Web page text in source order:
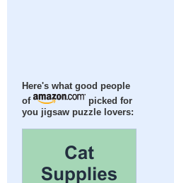
Here's what good people
of
picked for
you jigsaw puzzle lovers: